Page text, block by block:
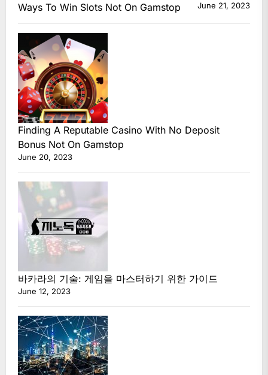
Ways To Win Slots Not On Gamstop June 21, 2023
Finding A Reputable Casino With No Deposit
Bonus Not On Gamstop
June 20, 2023
바카라의 기술: 게임을 마스터하기 위한 가이드
June 12, 2023